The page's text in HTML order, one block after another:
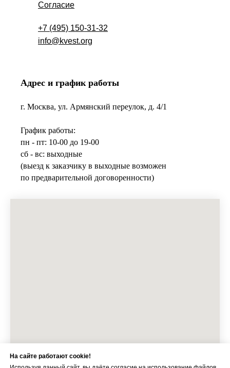
Согласие
+7 (495) 150-31-32
info@kvest.org
Адрес и график работы
г. Москва, ул. Армянский переулок, д. 4/1
График работы:
пн - пт: 10-00 до 19-00
сб - вс: выходные
(выезд к заказчику в выходные возможен
по предварительной договоренности)
На сайте работают cookie!